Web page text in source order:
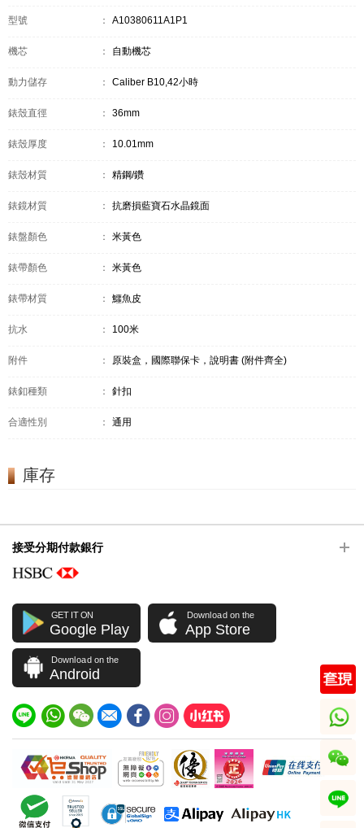
型號 ： A10380611A1P1
機芯 ： 自動機芯
動力儲存 ： Caliber B10,42小時
錶殼直徑 ： 36mm
錶殼厚度 ： 10.01mm
錶殼材質 ： 精鋼/鑽
錶鏡材質 ： 抗磨損藍寶石水晶鏡面
錶盤顏色 ： 米黃色
錶帶顏色 ： 米黃色
錶帶材質 ： 鱷魚皮
抗水 ： 100米
附件 ： 原裝盒，國際聯保卡，說明書 (附件齊全)
錶釦種類 ： 針扣
合適性別 ： 通用
庫存
接受分期付款銀行
GET IT ON
Google Play
Download on the
App Store
Download on the
Android
whatsapp